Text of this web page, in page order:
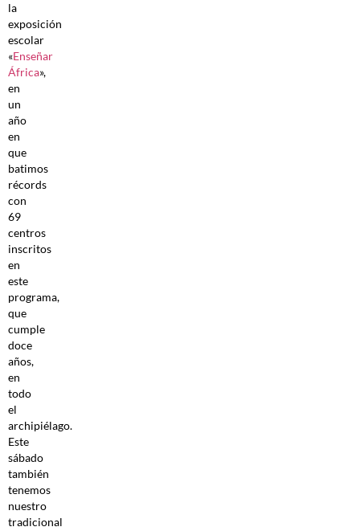
la
exposición
escolar
«Enseñar
África»,
en
un
año
en
que
batimos
récords
con
69
centros
inscritos
en
este
programa,
que
cumple
doce
años,
en
todo
el
archipiélago.
Este
sábado
también
tenemos
nuestro
tradicional